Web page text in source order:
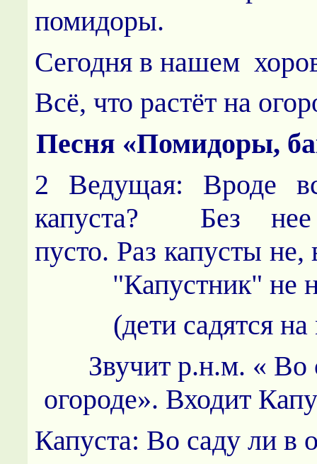
помидоры.
Сегодня в нашем
Всё, что растёт на
Песня «Помидоры,
2 Ведущая: Вроде
капуста? Без
пусто. Раз капусты
"Капустник" не
(дети садятся
Звучит р.н.м. « Во
огороде». Входит
Капуста: Во саду ли в